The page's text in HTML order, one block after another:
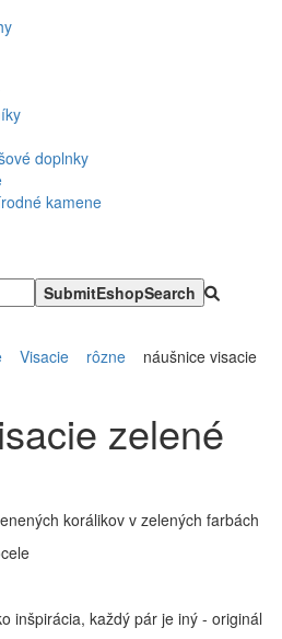
doplnky
kamene
Visacie rôzne
náušnice visacie
zelené
korálikov v zelených farbách
inšpirácia, každý pár je iný - originál